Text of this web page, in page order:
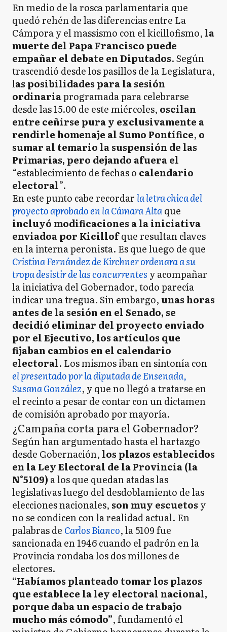
En medio de la rosca parlamentaria que
quedó rehén de las diferencias entre La
Cámpora y el massismo con el kicillofismo, la
muerte del Papa Francisco puede
empañar el debate en Diputados. Según
trascendió desde los pasillos de la Legislatura,
las posibilidades para la sesión
ordinariaprogramada para celebrarse
desde las 15.00 de este miércoles, oscilan
entre ceñirse pura y exclusivamente a
rendirle homenaje al Sumo Pontífice, o
sumar al temario la suspensión de las
Primarias, pero dejando afuera el
“establecimiento de fechas o calendario
electoral”.
En este punto cabe recordarla letra chica del
proyecto aprobado en la Cámara Altaque
incluyó modificaciones a la iniciativa
enviadoa por Kicillofque resultan claves
en la interna peronista. Es que luego de que
Cristina Fernández de Kirchnerordenara a su
tropa desistir de las concurrentes y acompañar
la iniciativa del Gobernador, todo parecía
indicar una tregua. Sin embargo,unas horas
antes de la sesión en el Senado, se
decidió eliminar del proyecto enviado
por el Ejecutivo, los artículos que
fijaban cambios en el calendario
electoral. Los mismos iban en sintonía con
el presentado por la diputada de Ensenada,
Susana González, y que no llegó a tratarse en
el recinto a pesar de contar con un dictamen
de comisión aprobado por mayoría.
¿Campaña corta para el Gobernador?
Según han argumentado hasta el hartazgo
desde Gobernación, los plazos establecidos
en la Ley Electoral de la Provincia (la
N°5109) a los que quedan atadas las
legislativas luego del desdoblamiento de las
elecciones nacionales, son muy escuetos y
no se condicen con la realidad actual. En
palabras de Carlos Bianco, la 5109 fue
sancionada en 1946 cuando el padrón en la
Provincia rondaba los dos millones de
electores.
“Habíamos planteado tomar los plazos
que establece la ley electoral nacional,
porque daba un espacio de trabajo
mucho más cómodo”, fundamentó el